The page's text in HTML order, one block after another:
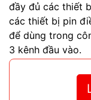
đầy đủ các thiết
các thiết bị pin
để dùng trong
3 kênh đầu vào.